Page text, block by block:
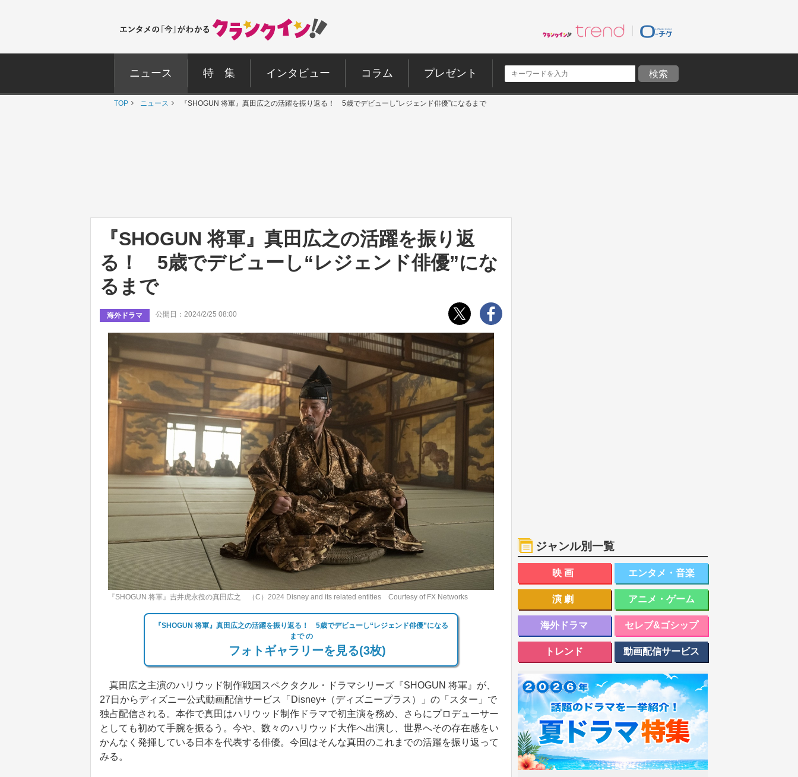
ニュース 特 集 インタビュー コラム プレゼント
TOP ニュース 『SHOGUN 将軍』真田広之の活躍を振り返る！ 5歳でデビューし“レジェンド俳優”になるまで
『SHOGUN 将軍』真田広之の活躍を振り返
る！ 5歳でデビューし“レジェンド俳優”にな
るまで
海外ドラマ 公開日：2024/2/25 08:00
『SHOGUN 将軍』吉井虎永役の真田広之 （C）2024 Disney and its related entities Courtesy of FX Networks
『SHOGUN 将軍』真田広之の活躍を振り返る！ 5歳でデビューし“レジェンド俳優”になる
まで の
フォトギャラリーを見る(3枚)
真田広之主演のハリウッド制作戦国スペクタクル・ドラマシリーズ『SHOGUN 将軍』が、
27日からディズニー公式動画配信サービス「Disney+（ディズニープラス）」の「スター」で
独占配信される。本作で真田はハリウッド制作ドラマで初主演を務め、さらにプロデューサー
としても初めて手腕を振るう。今や、数々のハリウッド大作へ出演し、世界へその存在感をい
かんなく発揮している日本を代表する俳優。今回はそんな真田のこれまでの活躍を振り返って
みる。
ジャンル別一覧
映画 エンタメ・音楽
演劇 アニメ・ゲーム
海外ドラマ セレブ&ゴシップ
トレンド 動画配信サービス